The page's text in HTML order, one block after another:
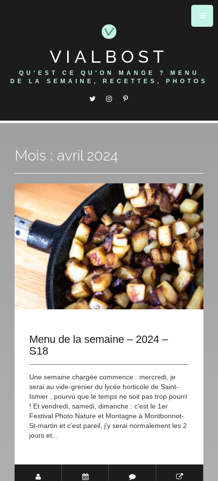
VIALBOST
QU'EST CE QU'ON MANGE ? MENU
DE LA SEMAINE, RECETTES, PHOTOS
Mois : avril 2024
Menu de la semaine – 2024 –
S18
Une semaine chargée commence : mercredi, je
serai au vide-grenier du lycée horticole de Saint-
Ismier , pourvu que le temps ne soit pas trop pourri
! Et vendredi, samedi, dimanche : c'est le 1er
Festival Photo Nature et Montagne à Montbonnot-
St-martin et c'est pareil, j'y serai normalement les 2
jours et...